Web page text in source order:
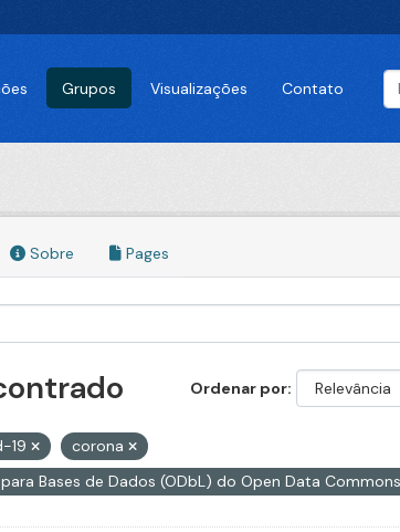
Grupos Visualizações Contato
Sobre Pages
Ordenar por
19
corona
Bases de Dados (ODbL) do Open Data Commons